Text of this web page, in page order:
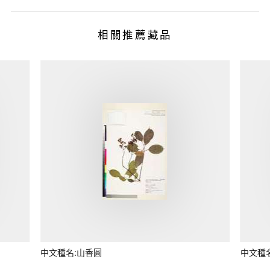
相關推薦藏品
中文種名:山香圓 中文種